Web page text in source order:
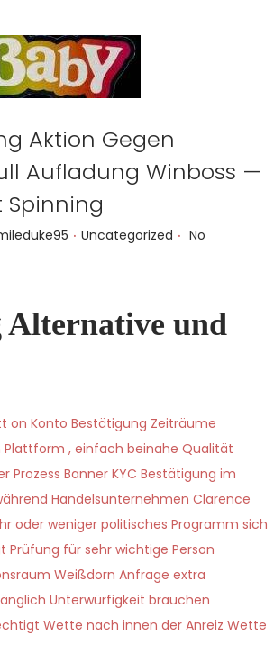
Aktion Gegen
Aufladung Winboss —
Spinning
. P
e
Uncategorized . No
Alternative und
on Konto Bestätigung Zeiträume
Plattform , einfach beinahe Qualität
Prozess Banner KYC Bestätigung im
Handelsunternehmen Clarence
oder weniger politisches Programm sich
Prüfung für sehr wichtige Person
Weißdorn Anfrage extra
Unterwürfigkeit brauchen
Wette nach innen der Anreiz Wette